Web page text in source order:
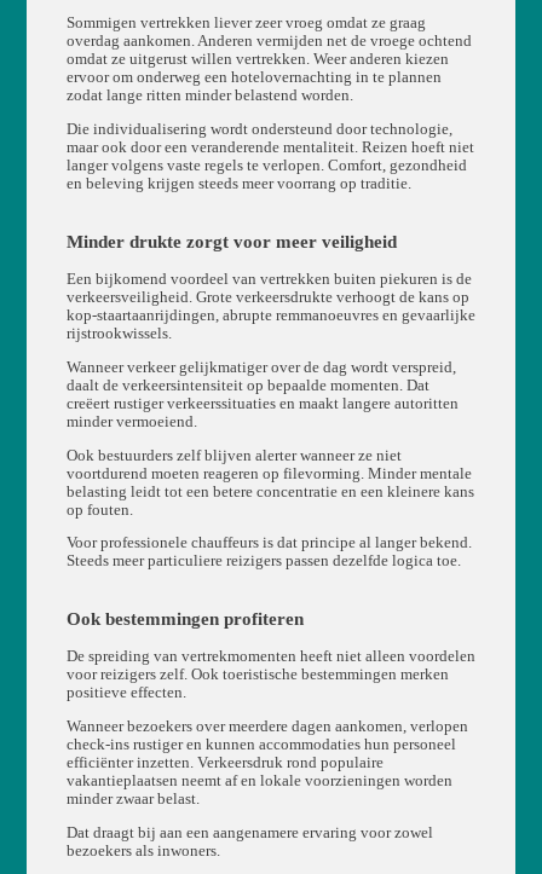
Sommigen vertrekken liever zeer vroeg omdat ze graag
overdag aankomen. Anderen vermijden net de vroege ochtend
omdat ze uitgerust willen vertrekken. Weer anderen kiezen
ervoor om onderweg een hotelovernachting in te plannen
zodat lange ritten minder belastend worden.
Die individualisering wordt ondersteund door technologie,
maar ook door een veranderende mentaliteit. Reizen hoeft niet
langer volgens vaste regels te verlopen. Comfort, gezondheid
en beleving krijgen steeds meer voorrang op traditie.
Minder drukte zorgt voor meer veiligheid
Een bijkomend voordeel van vertrekken buiten piekuren is de
verkeersveiligheid. Grote verkeersdrukte verhoogt de kans op
kop-staartaanrijdingen, abrupte remmanoeuvres en gevaarlijke
rijstrookwissels.
Wanneer verkeer gelijkmatiger over de dag wordt verspreid,
daalt de verkeersintensiteit op bepaalde momenten. Dat
creëert rustiger verkeerssituaties en maakt langere autoritten
minder vermoeiend.
Ook bestuurders zelf blijven alerter wanneer ze niet
voortdurend moeten reageren op filevorming. Minder mentale
belasting leidt tot een betere concentratie en een kleinere kans
op fouten.
Voor professionele chauffeurs is dat principe al langer bekend.
Steeds meer particuliere reizigers passen dezelfde logica toe.
Ook bestemmingen profiteren
De spreiding van vertrekmomenten heeft niet alleen voordelen
voor reizigers zelf. Ook toeristische bestemmingen merken
positieve effecten.
Wanneer bezoekers over meerdere dagen aankomen, verlopen
check-ins rustiger en kunnen accommodaties hun personeel
efficiënter inzetten. Verkeersdruk rond populaire
vakantieplaatsen neemt af en lokale voorzieningen worden
minder zwaar belast.
Dat draagt bij aan een aangenamere ervaring voor zowel
bezoekers als inwoners.